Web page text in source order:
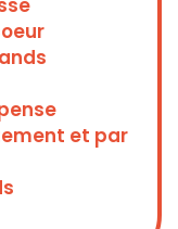
et par